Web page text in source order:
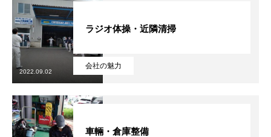
募集概要
よくある質問
インタビュー
BUSINESS
会社の魅力
ラジオ体操・近隣清掃
2022.09.02
車輛・倉庫整備